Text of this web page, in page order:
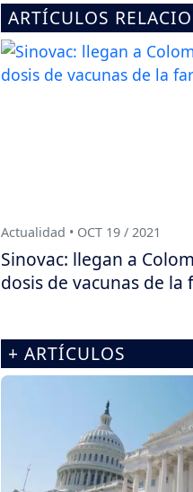
ARTÍCULOS
Actualidad • OCT 19 / 2021
Sinovac: llegan a
dosis de vacunas de la
+ ARTÍCULOS